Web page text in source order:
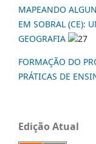
MAPEANDO
EM SOBRAL (CE):
GEOGRAFIA
27
FORMAÇÃO DO
PRÁTICAS DE
Edição Atual